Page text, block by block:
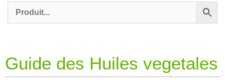
Guide des Huiles vegetales